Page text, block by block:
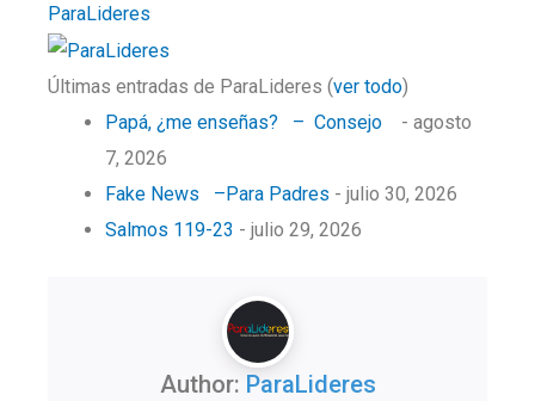
ParaLideres
Últimas entradas de ParaLideres (ver todo)
Papá, ¿me enseñas? – Consejo
- agosto
7, 2026
Fake News –Para Padres - julio 30, 2026
Salmos 119-23 - julio 29, 2026
Author: ParaLideres